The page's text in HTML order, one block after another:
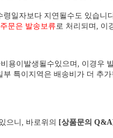
일자보다 지연될수도 있습니
문은 발송보류로 처리되며, 이
용이발생될수있으며, 이경우
특이지역은 배송비가 더 추
으니, 바로위의 [상품문의